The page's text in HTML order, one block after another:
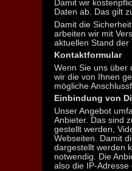
Damit wir
Daten ab. Das gilt
Damit die
arbeiten wir mit
aktuellen Stand der
Kontaktformular
Wenn Sie uns über
wir die von Ihnen
mögliche
Einbindung von
Unser Angebot
Anbieter. Das sind
gestellt werden,
Webseiten. Damit
dargestellt werden
notwendig. Die
also die IP-Adresse